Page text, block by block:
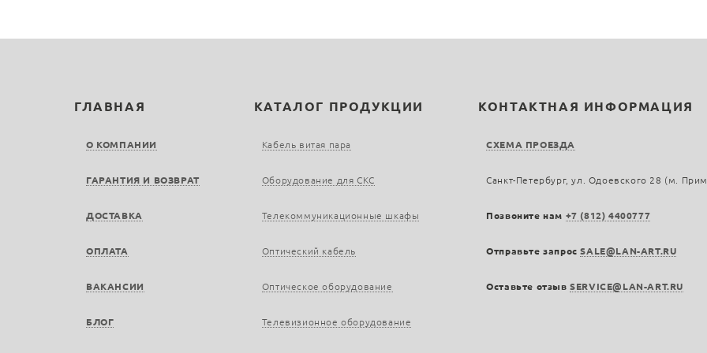
ГЛАВНАЯ
О КОМПАНИИ
ГАРАНТИЯ И ВОЗВРАТ
ДОСТАВКА
ОПЛАТА
ВАКАНСИИ
БЛОГ
КАТАЛОГ ПРОДУКЦИИ
Кабель витая пара
Оборудование для СКС
Телекоммуникационные шкафы
Оптический кабель
Оптическое оборудование
Телевизионное оборудование
КОНТАКТНАЯ ИНФОРМАЦИЯ
СХЕМА ПРОЕЗДА
Санкт-Петербург, ул. Одоевского 28 (м.
Позвоните нам +7 (812) 4400777
Отправьте запросSALE@LAN-ART.RU
Оставьте отзывSERVICE@LAN-ART.RU